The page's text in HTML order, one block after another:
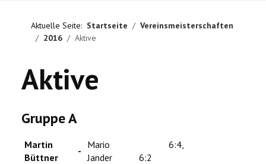
Aktuelle Seite: Startseite
Vereinsmeisterschaften
2016
Aktive
Aktive
Gruppe A
Martin
Büttner
-
Mario
Jander
6:4,
6:2